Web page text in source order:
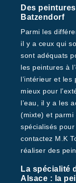
Des
Batzendorf
Parmi les
il y a ceux qui
sont adéquats
les peintures à
l’intérieur et les
mieux pour
l’eau, il y a les
(mixte) et parmi
spécialisés pour
contactez M.K
réaliser des
La spécialité
Alsace : la